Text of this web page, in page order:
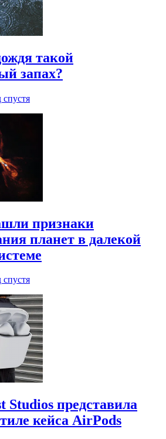
такой
запах?
спустя
признаки
планет в далекой
спустя
Studios представила
кейса AirPods